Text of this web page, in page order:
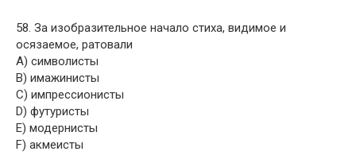
58. За изобразительное начало стиха, видимое и
осязаемое, ратовали
A) символисты
B) имажинисты
C) импрессионисты
D) футуристы
E) модернисты
F) акмеисты